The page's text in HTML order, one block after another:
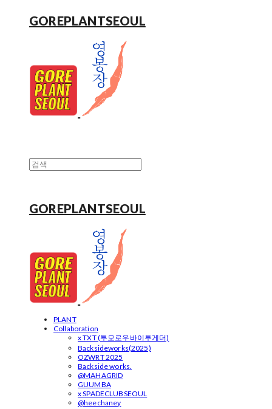
GOREPLANTSEOUL
GOREPLANTSEOUL
PLANT
Collaboration
x TXT (투모로우바이투게더)
Backsideworks(2025)
OZWRT 2025
Backside works.
@MAHAGRID
GUUMBA
x SPADECLUBSEOUL
@heechaney